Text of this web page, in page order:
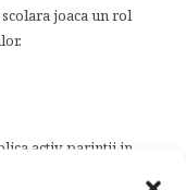
joaca un rol
activ parintii in
este foarte activ,